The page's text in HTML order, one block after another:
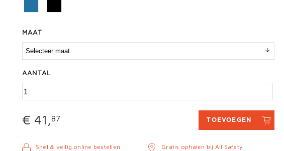
MAAT
AANTAL
€ 41,87 TOEVOEGEN
Snel & veilig online bestellen
Gratis ophalen bij All Safety